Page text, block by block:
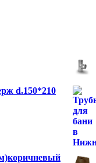
d.150*210